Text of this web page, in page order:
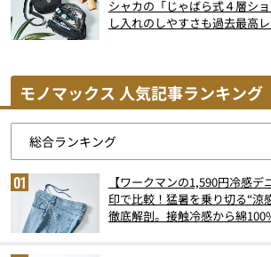
シャカの「じゃばら式４層シ
し入れのしやすさも過去最高
モノマックス 人気記事ランキング
【ワークマンの1,590円冷感
印で比較！猛暑を乗り切る“涼
徹底解剖。接触冷感から綿